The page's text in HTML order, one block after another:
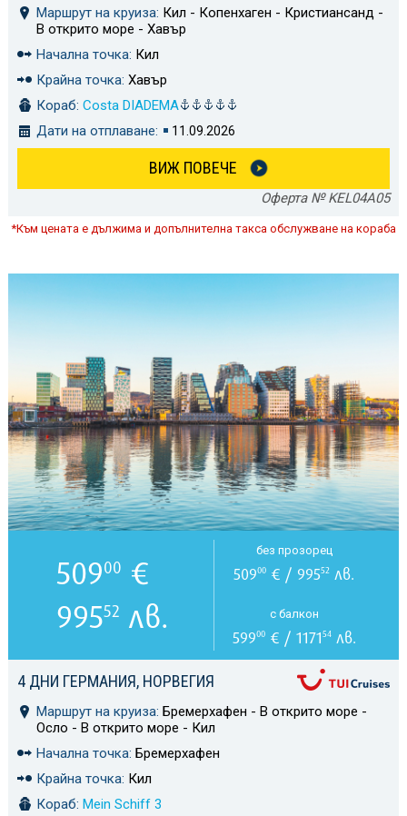
Маршрут на круиза: Кил - Копенхаген - Кристиансанд -
В открито море - Хавър
Начална точка: Кил
Крайна точка: Хавър
Кораб: Costa DIADEMA
Дати на отплаване:
11.09.2026
ВИЖ ПОВЕЧЕ
Оферта № KEL04A05
*Към цената е дължима и допълнителна такса обслужване на кораба
4 ДНИ ГЕРМАНИЯ, НОРВЕГИЯ
Маршрут на круиза: Бремерхафен - В открито море -
Осло - В открито море - Кил
Начална точка: Бремерхафен
Крайна точка: Кил
Кораб: Mein Schiff 3
50900 €
99552 лв.
без прозорец
50900 € / 99552 лв.
с балкон
59900€ / 117154лв.